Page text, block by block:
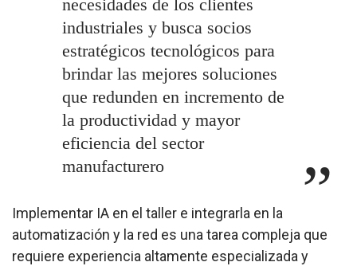
necesidades de los clientes
industriales y busca socios
estratégicos tecnológicos para
brindar las mejores soluciones
que redunden en incremento de
la productividad y mayor
eficiencia del sector
manufacturero
Implementar IA en el taller e integrarla en la
automatización y la red es una tarea compleja que
requiere experiencia altamente especializada y